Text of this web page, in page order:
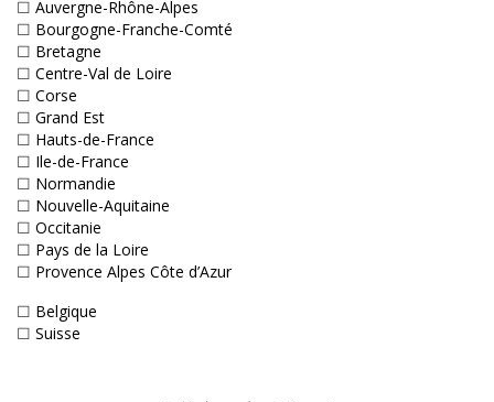
☐ Auvergne-Rhône-Alpes
☐ Bourgogne-Franche-Comté
☐ Bretagne
☐ Centre-Val de Loire
☐ Corse
☐ Grand Est
☐ Hauts-de-France
☐ Ile-de-France
☐ Normandie
☐ Nouvelle-Aquitaine
☐ Occitanie
☐ Pays de la Loire
☐ Provence Alpes Côte d’Azur
☐ Belgique
☐ Suisse